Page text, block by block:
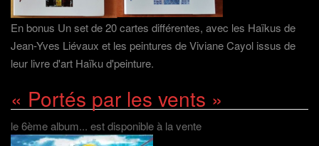
En bonus Un set de 20 cartes différentes, avec les Haïkus de
Jean-Yves Liévaux et les peintures de Viviane Cayol issus de
leur livre d'art Haïku d'peinture.
« Portés par les vents »
le 6ème album... est disponible à la vente